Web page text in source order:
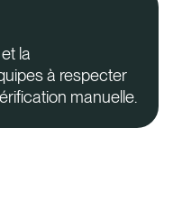
la
à respecter
manuelle.